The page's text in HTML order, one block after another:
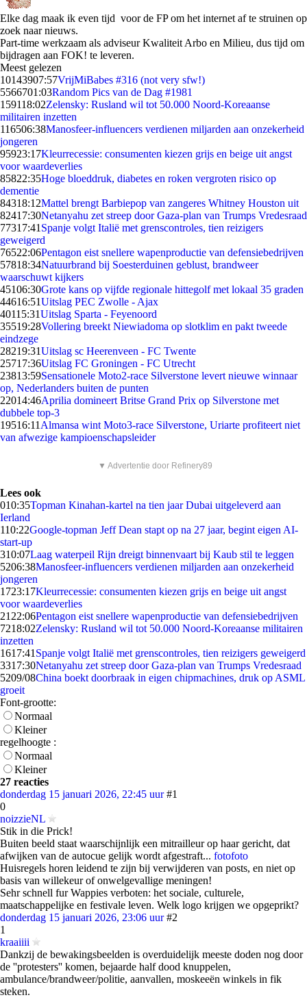
Elke dag maak ik even tijd voor de FP om het internet af te struinen op
zoek naar nieuws.
Part-time werkzaam als adviseur Kwaliteit Arbo en Milieu, dus tijd om
bijdragen aan FOK! te leveren.
Meest gelezen
10143907:57VrijMiBabes #316 (not very sfw!)
5566701:03Random Pics van de Dag #1981
159118:02Zelensky: Rusland wil tot 50.000 Noord-Koreaanse
militairen inzetten
116506:38Manosfeer-influencers verdienen miljarden aan onzekerheid
jongeren
95923:17Kleurrecessie: consumenten kiezen grijs en beige uit angst
voor waardeverlies
85822:35Hoge bloeddruk, diabetes en roken vergroten risico op
dementie
84318:12Mattel brengt Barbiepop van zangeres Whitney Houston uit
82417:30Netanyahu zet streep door Gaza-plan van Trumps Vredesraad
77317:41 Spanje volgt Italië met grenscontroles, tien reizigers
geweigerd
76522:06Pentagon eist snellere wapenproductie van defensiebedrijven
57818:34Natuurbrand bij Soesterduinen geblust, brandweer
waarschuwt kijkers
45106:30Grote kans op vijfde regionale hittegolf met lokaal 35 graden
44616:51Uitslag PEC Zwolle - Ajax
40115:31Uitslag Sparta - Feyenoord
35519:28Vollering breekt Niewiadoma op slotklim en pakt tweede
eindzege
28219:31Uitslag sc Heerenveen - FC Twente
25717:36Uitslag FC Groningen - FC Utrecht
23813:59Sensationele Moto2-race Silverstone levert nieuwe winnaar
op, Nederlanders buiten de punten
22014:46Aprilia domineert Britse Grand Prix op Silverstone met
dubbele top-3
19516:11 Almansa wint Moto3-race Silverstone, Uriarte profiteert niet
van afwezige kampioenschapsleider
▼ Advertentie door Refinery89
Lees ook
010:35Topman Kinahan-kartel na tien jaar Dubai uitgeleverd aan
Ierland
110:22Google-topman Jeff Dean stapt op na 27 jaar, begint eigen AI-
start-up
310:07Laag waterpeil Rijn dreigt binnenvaart bij Kaub stil te leggen
5206:38Manosfeer-influencers verdienen miljarden aan onzekerheid
jongeren
1723:17Kleurrecessie: consumenten kiezen grijs en beige uit angst
voor waardeverlies
21 22:06Pentagon eist snellere wapenproductie van defensiebedrijven
7218:02Zelensky: Rusland wil tot 50.000 Noord-Koreaanse militairen
inzetten
1617:41 Spanje volgt Italië met grenscontroles, tien reizigers geweigerd
3317:30Netanyahu zet streep door Gaza-plan van Trumps Vredesraad
5209/08China boekt doorbraak in eigen chipmachines, druk op ASML
groeit
Font-grootte:
Normaal
Kleiner
regelhoogte :
Normaal
Kleiner
27 reacties
donderdag 15 januari 2026, 22:45 uur #1
0
noizzieNL
Stik in die Prick!
Buiten beeld staat waarschijnlijk een mitrailleur op haar gericht, dat
afwijken van de autocue gelijk wordt afgestraft... fotofoto
Huisregels horen leidend te zijn bij verwijderen van posts, en niet op
basis van willekeur of onwelgevallige meningen!
Sehr schnell fur Wappies verboten: het sociale, culturele,
maatschappelijke en festivale leven. Welk logo krijgen we opgeprikt?
donderdag 15 januari 2026, 23:06 uur #2
1
kraaiiii
Dankzij de bewakingsbeelden is overduidelijk meeste doden nog door
de ''protesters'' komen, bejaarde half dood knuppelen,
ambulance/brandweer/politie, aanvallen, moskeeën winkels in fik
steken.